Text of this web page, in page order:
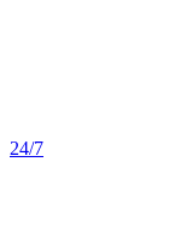
24/7